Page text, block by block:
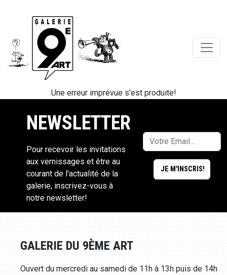
Une erreur imprévue s'est produite!
NEWSLETTER
Pour recevoir les invitations
aux vernissages et être au
courant de l'actualité de la
galerie, inscrivez-vous à
notre newsletter!
GALERIE DU 9ÈME ART
Ouvert du mercredi au samedi de 11h à 13h puis de 14h